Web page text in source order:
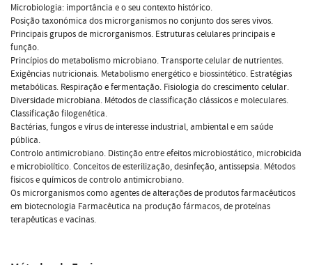
Microbiologia: importância e o seu contexto histórico.
Posição taxonómica dos microrganismos no conjunto dos seres vivos.
Principais grupos de microrganismos. Estruturas celulares principais e
função.
Princípios do metabolismo microbiano. Transporte celular de nutrientes.
Exigências nutricionais. Metabolismo energético e biossintético. Estratégias
metabólicas. Respiração e fermentação. Fisiologia do crescimento celular.
Diversidade microbiana. Métodos de classificação clássicos e moleculares.
Classificação filogenética.
Bactérias, fungos e vírus de interesse industrial, ambiental e em saúde
pública.
Controlo antimicrobiano. Distinção entre efeitos microbiostático, microbicida
e microbiolítico. Conceitos de esterilização, desinfeção, antissepsia. Métodos
físicos e químicos de controlo antimicrobiano.
Os microrganismos como agentes de alterações de produtos farmacêuticos
em biotecnologia Farmacêutica na produção fármacos, de proteínas
terapêuticas e vacinas.